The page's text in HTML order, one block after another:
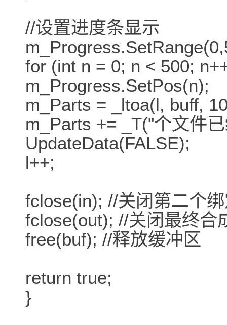
//设置进度条显示
for (int n = 0; n < 500;
m_Progress.SetPos(n);
m_Parts = _ltoa(l, buff,
m_Parts += _T("个文件
UpdateData(FALSE);
l++;
fclose(in); //关闭第二个
fclose(out); //关闭最终合
free(buf); //释放缓冲区
return true;
}